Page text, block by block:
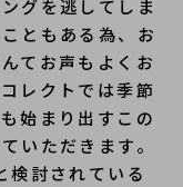
グを逃してしま
ともある為、お
てお声もよくお
レクトでは季節
始まり出すこの
いただきます。
検討されている